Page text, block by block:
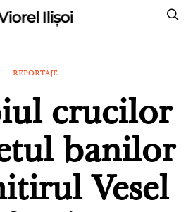
Ilișoi
REPORTAJE
crucilor
banilor
Vesel
MELE CU AUTOGRAF